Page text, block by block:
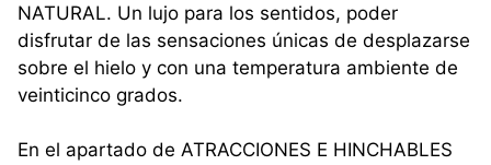
NATURAL. Un lujo para los sentidos, poder
disfrutar de las sensaciones únicas de desplazarse
sobre el hielo y con una temperatura ambiente de
veinticinco grados.
En el apartado de ATRACCIONES E HINCHABLES